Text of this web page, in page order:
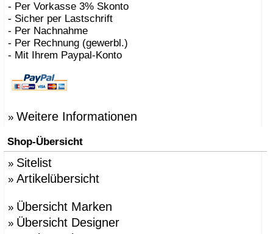
- Per Vorkasse 3% Skonto
- Sicher per Lastschrift
- Per Nachnahme
- Per Rechnung (gewerbl.)
- Mit Ihrem Paypal-Konto
» Weitere Informationen
Shop-Übersicht
» Sitelist
» Artikelübersicht
» Übersicht Marken
» Übersicht Designer